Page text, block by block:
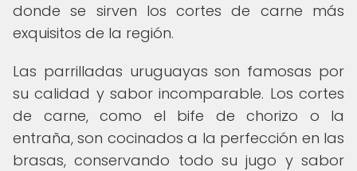
donde se sirven los cortes de carne más
exquisitos de la región.
Las parrilladas uruguayas son famosas por
su calidad y sabor incomparable. Los cortes
de carne, como el bife de chorizo o la
entraña, son cocinados a la perfección en las
brasas, conservando todo su jugo y sabor